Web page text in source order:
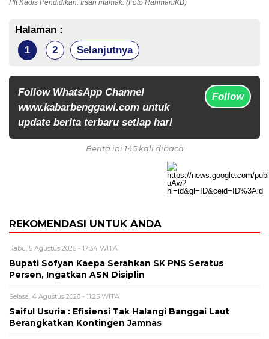
Plt Kadis Pendidikan. Irsan mamak. (Foto Rahman/KB)
Halaman :
1
2 Selanjutnya
Follow WhatsApp Channel
www.kabarbenggawi.com untuk
update berita terbaru setiap hari
Follow
Berita ini 145 kali dibaca
REKOMENDASI UNTUK ANDA
Rabu, 5 Agustus 2026 - 17:34 WITA
Bupati Sofyan Kaepa Serahkan SK PNS Seratus
Persen, Ingatkan ASN Disiplin
Selasa, 4 Agustus 2026 - 11:25 WITA
Saiful Usuria : Efisiensi Tak Halangi Banggai Laut
Berangkatkan Kontingen Jamnas